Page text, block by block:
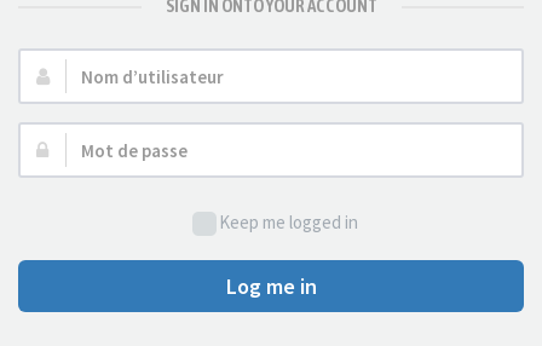
SIGN IN ONTO YOUR ACCOUNT
Nom
d’utilisateur :
Mot
de
Keep me logged in
Log me in